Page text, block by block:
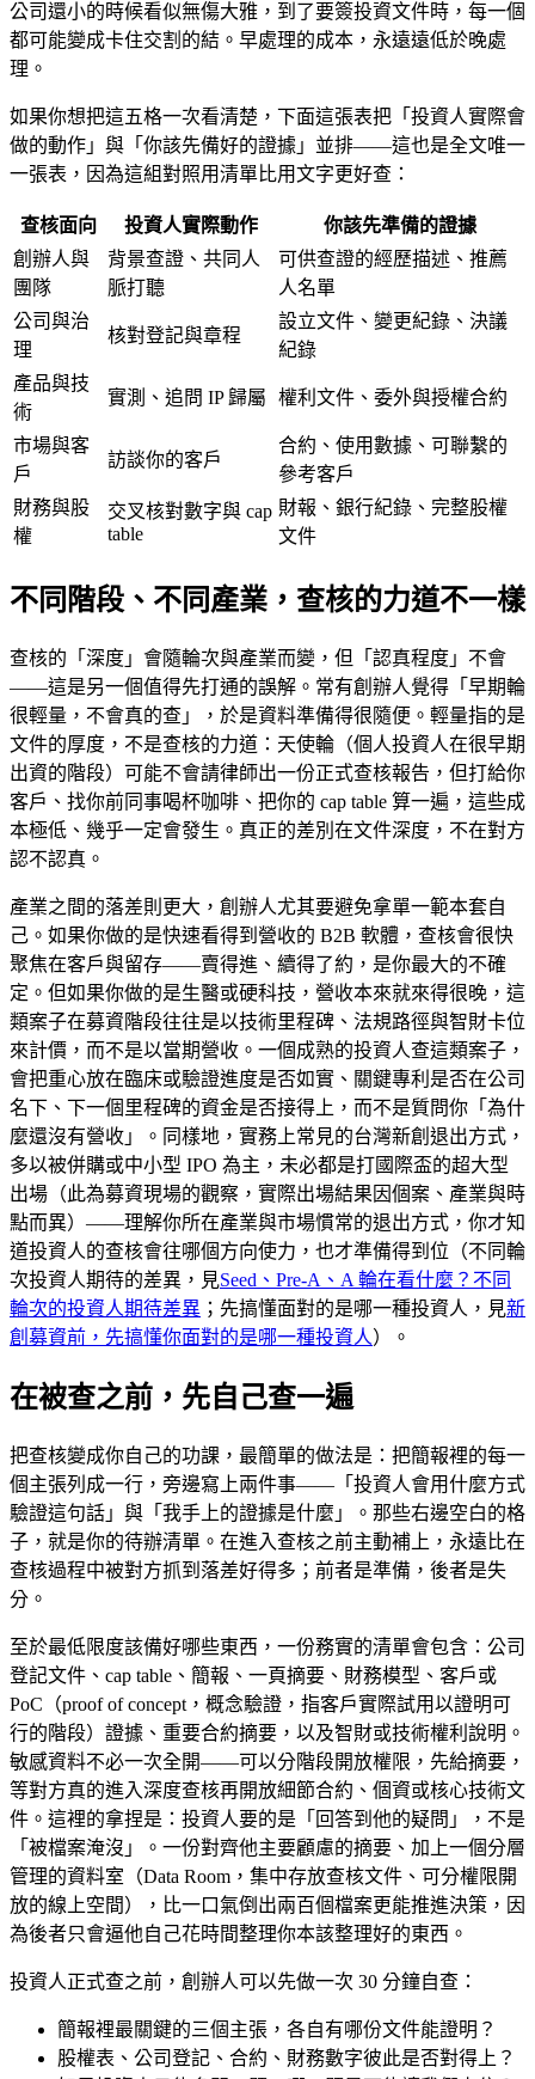
公司還小的時候看似無傷大雅，到了要簽投資文件時，每一個
都可能變成卡住交割的結。早處理的成本，永遠遠低於晚處
理。
如果你想把這五格一次看清楚，下面這張表把「投資人實際會
做的動作」與「你該先備好的證據」並排——這也是全文唯一
一張表，因為這組對照用清單比用文字更好查：
查核面向 投資人實際動作
你該先準備的證據
創辦人與
團隊
背景查證、共同人
脈打聽
可供查證的經歷描述、推薦
人名單
公司與治
理
核對登記與章程
設立文件、變更紀錄、決議
紀錄
產品與技
術
實測、追問 IP 歸屬 權利文件、委外與授權合約
市場與客
戶
訪談你的客戶
合約、使用數據、可聯繫的
參考客戶
財務與股
權
交叉核對數字與 cap
table
財報、銀行紀錄、完整股權
文件
不同階段、不同產業，查核的力道不一樣
查核的「深度」會隨輪次與產業而變，但「認真程度」不會
——這是另一個值得先打通的誤解。常有創辦人覺得「早期輪
很輕量，不會真的查」，於是資料準備得很隨便。輕量指的是
文件的厚度，不是查核的力道：天使輪（個人投資人在很早期
出資的階段）可能不會請律師出一份正式查核報告，但打給你
客戶、找你前同事喝杯咖啡、把你的 cap table 算一遍，這些成
本極低、幾乎一定會發生。真正的差別在文件深度，不在對方
認不認真。
產業之間的落差則更大，創辦人尤其要避免拿單一範本套自
己。如果你做的是快速看得到營收的 B2B 軟體，查核會很快
聚焦在客戶與留存——賣得進、續得了約，是你最大的不確
定。但如果你做的是生醫或硬科技，營收本來就來得很晚，這
類案子在募資階段往往是以技術里程碑、法規路徑與智財卡位
來計價，而不是以當期營收。一個成熟的投資人查這類案子，
會把重心放在臨床或驗證進度是否如實、關鍵專利是否在公司
名下、下一個里程碑的資金是否接得上，而不是質問你「為什
麼還沒有營收」。同樣地，實務上常見的台灣新創退出方式，
多以被併購或中小型 IPO 為主，未必都是打國際盃的超大型
出場（此為募資現場的觀察，實際出場結果因個案、產業與時
點而異）——理解你所在產業與市場慣常的退出方式，你才知
道投資人的查核會往哪個方向使力，也才準備得到位（不同輪
次投資人期待的差異，見Seed、Pre-A、A 輪在看什麼？不同
輪次的投資人期待差異 ；先搞懂面對的是哪一種投資人，見新
創募資前，先搞懂你面對的是哪一種投資人）。
在被查之前，先自己查一遍
把查核變成你自己的功課，最簡單的做法是：把簡報裡的每一
個主張列成一行，旁邊寫上兩件事——「投資人會用什麼方式
驗證這句話」與「我手上的證據是什麼」。那些右邊空白的格
子，就是你的待辦清單。在進入查核之前主動補上，永遠比在
查核過程中被對方抓到落差好得多；前者是準備，後者是失
分。
至於最低限度該備好哪些東西，一份務實的清單會包含：公司
登記文件、cap table、簡報、一頁摘要、財務模型、客戶或
PoC（proof of concept，概念驗證，指客戶實際試用以證明可
行的階段）證據、重要合約摘要，以及智財或技術權利說明。
敏感資料不必一次全開——可以分階段開放權限，先給摘要，
等對方真的進入深度查核再開放細節合約、個資或核心技術文
件。這裡的拿捏是：投資人要的是「回答到他的疑問」，不是
「被檔案淹沒」。一份對齊他主要顧慮的摘要、加上一個分層
管理的資料室（Data Room，集中存放查核文件、可分權限開
放的線上空間），比一口氣倒出兩百個檔案更能推進決策，因
為後者只會逼他自己花時間整理你本該整理好的東西。
投資人正式查之前，創辦人可以先做一次 30 分鐘自查：
簡報裡最關鍵的三個主張，各自有哪份文件能證明？
股權表、公司登記、合約、財務數字彼此是否對得上？